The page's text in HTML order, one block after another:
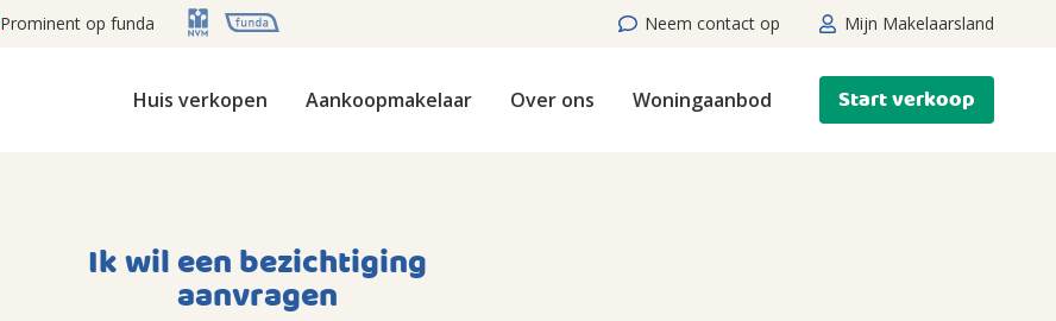
Prominent op funda Neem contact op Mijn Makelaarsland
Huis verkopen Aankoopmakelaar Over ons Woningaanbod Start verkoop
Ik wil een bezichtiging
aanvragen